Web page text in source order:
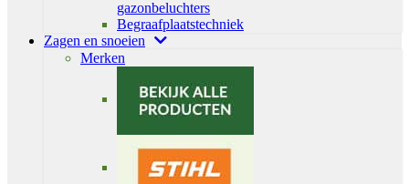
gazonbeluchters
Begraafplaatstechniek
Zagen en snoeien
Merken